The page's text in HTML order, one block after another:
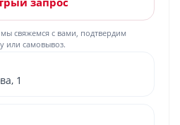
мы свяжемся с вами, подтвердим
или самовывоз.
1